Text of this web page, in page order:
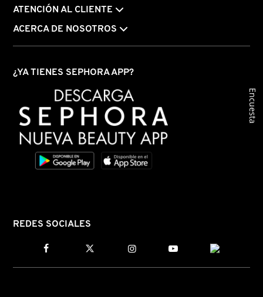
ATENCIÓN AL CLIENTE
ACERCA DE NOSOTROS
¿YA TIENES SEPHORA APP?
REDES SOCIALES
Encuesta